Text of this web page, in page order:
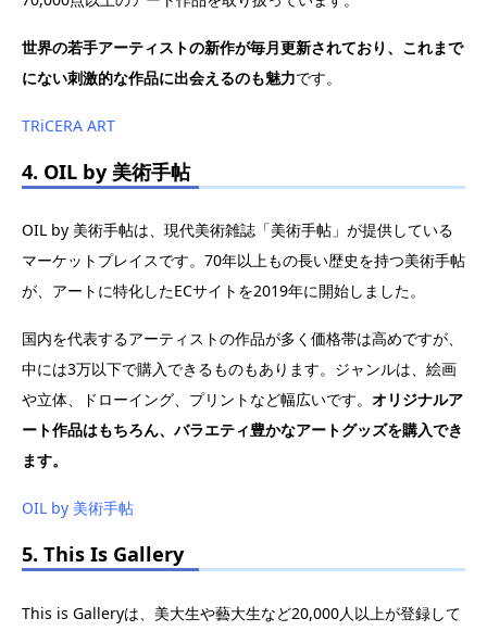
世界の若手アーティストの新作が毎月更新されており、これまで
にない刺激的な作品に出会えるのも魅力です。
TRiCERA ART
4. OIL by 美術手帖
OIL by 美術手帖は、現代美術雑誌「美術手帖」が提供している
マーケットプレイスです。70年以上もの長い歴史を持つ美術手帖
が、アートに特化したECサイトを2019年に開始しました。
国内を代表するアーティストの作品が多く価格帯は高めですが、
中には3万以下で購入できるものもあります。ジャンルは、絵画
や立体、ドローイング、プリントなど幅広いです。 オリジナルア
ート作品はもちろん、バラエティ豊かなアートグッズを購入でき
ます。
OIL by 美術手帖
5. This Is Gallery
This is Galleryは、美大生や藝大生など20,000人以上が登録して